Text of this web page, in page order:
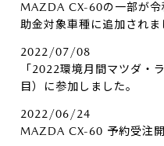
MAZDA CX-60の一部が令
助金対象車種に追加されま
2022/07/08
「2022環境月間マツダ・
目）に参加しました。
2022/06/24
MAZDA CX-60 予約受注開